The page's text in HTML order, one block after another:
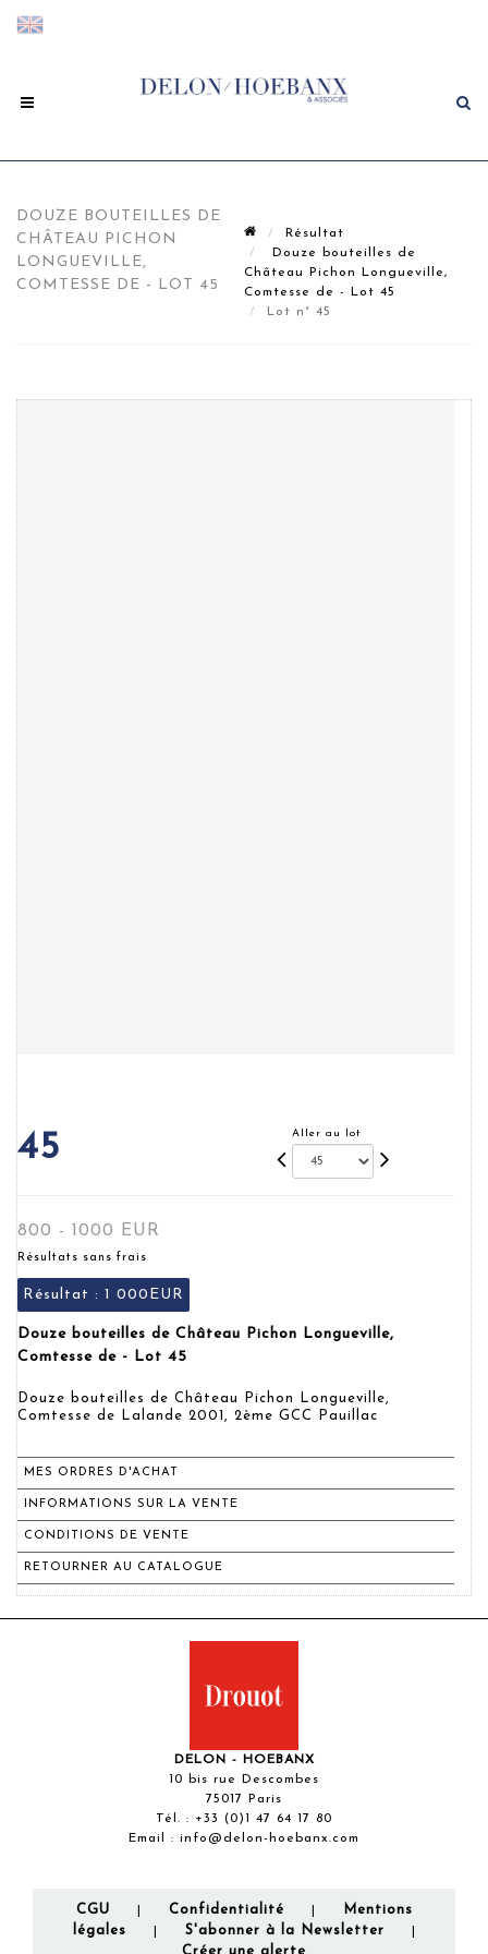
DOUZE BOUTEILLES DE
CHÂTEAU PICHON
LONGUEVILLE,
COMTESSE DE - LOT 45
Résultat
Douze bouteilles de
Château Pichon Longueville,
Comtesse de - Lot 45
Lot n° 45
45 Aller au lot
800 - 1000 EUR
Résultats sans frais
Résultat : 1 000EUR
Douze bouteilles de Château Pichon Longueville,
Comtesse de - Lot 45
Douze bouteilles de Château Pichon Longueville,
Comtesse de Lalande 2001, 2ème GCC Pauillac
MES ORDRES D'ACHAT
INFORMATIONS SUR LA VENTE
CONDITIONS DE VENTE
RETOURNER AU CATALOGUE
DELON - HOEBANX
10 bis rue Descombes
75017 Paris
Tél. : +33 (0)1 47 64 17 80
Email : info@delon-hoebanx.com
CGU Confidentialité
Mentions
légales
S'abonner à la Newsletter